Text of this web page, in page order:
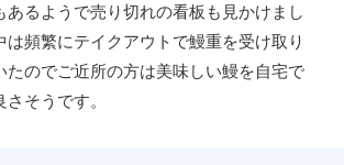
あるようで売り切れの看板も見かけまし
は頻繁にテイクアウトで鰻重を受け取り
たのでご近所の方は美味しい鰻を自宅で
そうです。